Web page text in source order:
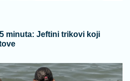
minuta: Jeftini trikovi koji